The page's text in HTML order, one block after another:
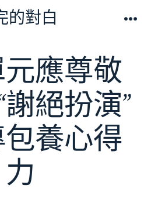
的對白
應尊敬
絕扮演”
養心得
力